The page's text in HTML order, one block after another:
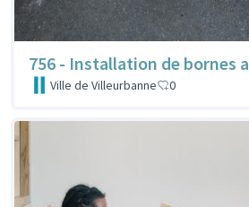
756 - Installation de bornes
Ville de Villeurbanne 0